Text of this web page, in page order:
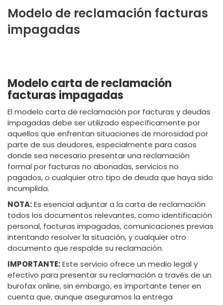
Modelo de reclamación facturas
impagadas
Modelo carta de reclamación
facturas impagadas
El modelo carta de reclamación por facturas y deudas
impagadas debe ser utilizado específicamente por
aquellos que enfrentan situaciones de morosidad por
parte de sus deudores, especialmente para casos
donde sea necesario presentar una reclamación
formal por facturas no abonadas, servicios no
pagados, o cualquier otro tipo de deuda que haya sido
incumplida.
NOTA:Es esencial adjuntar a la carta de reclamación
todos los documentos relevantes, como identificación
personal, facturas impagadas, comunicaciones previas
intentando resolver la situación, y cualquier otro
documento que respalde su reclamación.
IMPORTANTE:Este servicio ofrece un medio legal y
efectivo para presentar su reclamación a través de un
burofax online, sin embargo, es importante tener en
cuenta que, aunque aseguramos la entrega